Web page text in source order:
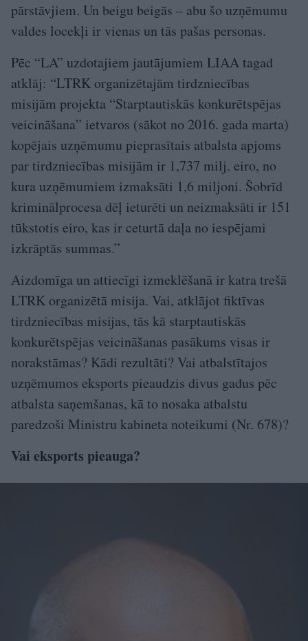
pārstāvjiem. Un beigu beigās – abu šo uzņēmumu
valdes locekļi ir vienas un tās pašas personas.
Pēc “LA” uzdotajiem jautājumiem LIAA tagad
atklāj: “LTRK organizētajām tirdzniecības
misijām projekta “Starptautiskās konkurētspējas
veicināšana” ietvaros (sākot no 2016. gada marta)
kopējais uzņēmumu pieprasītais atbalsta apjoms
par tirdzniecības misijām ir 1,737 milj. eiro, no
kura uzņēmumiem izmaksāti 1,6 miljoni. Šobrīd
kriminālprocesa dēļ ieturēti un neizmaksāti ir 151
tūkstotis eiro, kas ir ceturtā daļa no iespējami
izkrāptās summas.”
Aizdomīga un attiecīgi izmeklēšanā ir katra trešā
LTRK organizētā misija. Vai, atklājot fiktīvas
tirdzniecības misijas, tās kā starptautiskās
konkurētspējas veicināšanas pasākums visas ir
norakstāmas? Kādi rezultāti? Vai atbalstītajos
uzņēmumos eksports pieaudzis divus gadus pēc
atbalsta saņemšanas, kā to nosaka atbalstu
paredzoši Ministru kabineta noteikumi (Nr. 678)?
Vai eksports pieauga?